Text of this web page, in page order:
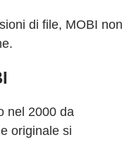
di file, MOBI non
nel 2000 da
originale si